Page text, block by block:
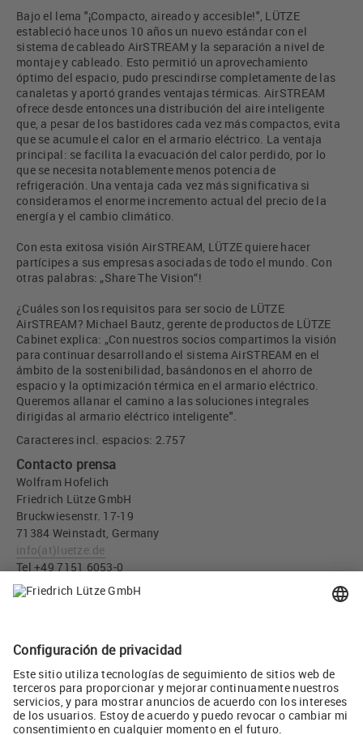
Bajo el lema "¡Compacto, aireado y accesible!", LÜTZE
estableció hace unos 10 años un nuevo estándar con el
sistema de cableado AirSTREAM y la separación a nivel de
montaje y cableado. Esto permitió un aprovechamiento
óptimo del espacio, pudo prescindirse completamente de las
canaletas y aportó grandes ventajas térmicas. AirSTREAM
ofrece desde entonces una distribución del aire inteligente
que, a pesar de los bastidores cada vez más compactos, evita
que se acumule el calor en el armario eléctrico. La ventaja
principal: se facilita la evacuación del calor perdido, por lo
que se necesita notablemente menos potencia de
refrigeración. Una ventaja cada vez más significativa si
consideramos el enorme incremento actual del precio de la
energía y el cambio climático.
Con esta exitosa visión AirSTREAM, LÜTZE quiere hacer
partícipes a sus empresas asociadas de todo el mundo. Con
otras palabras: „Share The Vision“!
¿Cuáles son los requisitos para ser socio de LÜTZE
AirSTREAM? Michael Bautz, gerente de productos de LÜTZE
Cabinet explica: „Con nuestros socios compartimos la visión
para continuar desarrollando el sistema AirSTREAM en el
ámbito de la sostenibilidad, basándonos en el ahorro de
espacio y la optimización térmica en el armario eléctrico.
Queremos allanar el camino a las soluciones integrales
dirigidas al armario eléctrico inteligente".
Caracteres incl. espacios: 2.757
Contacto prensa
Wolfram Hofelich
Friedrich Lütze GmbH
Bruckwiesenstr. 17-19
71384 Weinstadt, Germany
info(at)luetze.de
Tel +49 7151 6053-0
Descargar imágen
Twitear